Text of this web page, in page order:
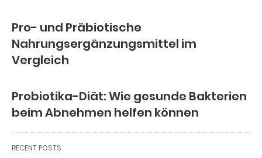
Pro- und Präbiotische
Nahrungsergänzungsmittel im
Vergleich
Probiotika-Diät: Wie gesunde Bakterien
beim Abnehmen helfen können
RECENT POSTS